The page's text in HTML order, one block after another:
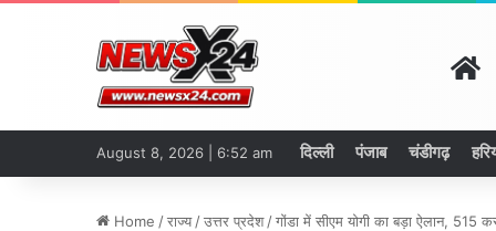
August 8, 2026 | 6:52 am दिल्ली पंजाब चंडीगढ़
Home /राज्य /उत्तर प्रदेश /गोंडा में सीएम योगी का बड़ा ऐलान, 515